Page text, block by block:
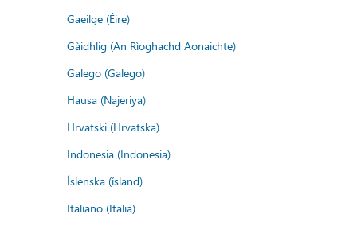
Gaeilge (Éire)
Gàidhlig (An Rìoghachd Aonaichte)
Galego (Galego)
Hausa (Najeriya)
Hrvatski (Hrvatska)
Indonesia (Indonesia)
Íslenska (ísland)
Italiano (Italia)